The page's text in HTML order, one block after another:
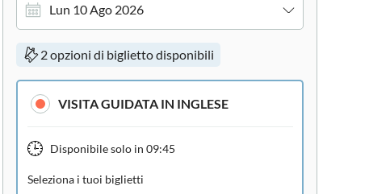
Lun 10 Ago 2026
2 opzioni di biglietto disponibili
VISITA GUIDATA IN INGLESE
Disponibile solo in 09:45
Seleziona i tuoi biglietti